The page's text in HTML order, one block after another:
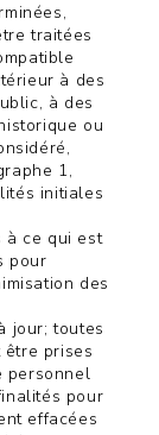
traitées
à des
à des
ou
1,
initiales
à ce qui est
pour
des
jour; toutes
prises
personnel
pour
effacées